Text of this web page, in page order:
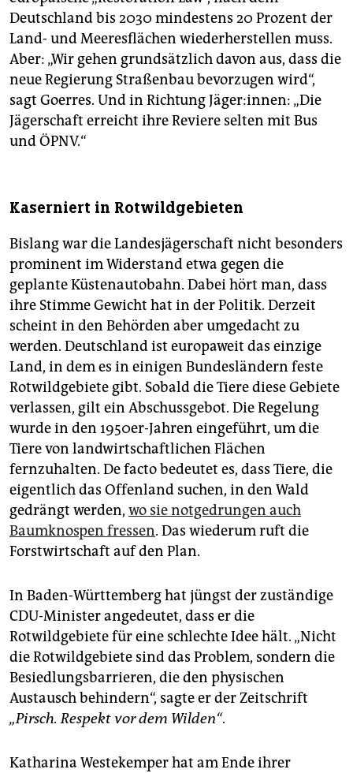
Deutschland bis 2030 mindestens 20 Prozent der
Land- und Meeresflächen wiederherstellen muss.
Aber: „Wir gehen grundsätzlich davon aus, dass die
neue Regierung Straßenbau bevorzugen wird“,
sagt Goerres. Und in Richtung Jäger:innen: „Die
Jägerschaft erreicht ihre Reviere selten mit Bus
und ÖPNV.“
Kaserniert in Rotwildgebieten
Bislang war die Landesjägerschaft nicht besonders
prominent im Widerstand etwa gegen die
geplante Küstenautobahn. Dabei hört man, dass
ihre Stimme Gewicht hat in der Politik. Derzeit
scheint in den Behörden aber umgedacht zu
werden. Deutschland ist europaweit das einzige
Land, in dem es in einigen Bundesländern feste
Rotwildgebiete gibt. Sobald die Tiere diese Gebiete
verlassen, gilt ein Abschussgebot. Die Regelung
wurde in den 1950er-Jahren eingeführt, um die
Tiere von landwirtschaftlichen Flächen
fernzuhalten. De facto bedeutet es, dass Tiere, die
eigentlich das Offenland suchen, in den Wald
gedrängt werden, wo sie notgedrungen auch
Baumknospen fressen. Das wiederum ruft die
Forstwirtschaft auf den Plan.
In Baden-Württemberg hat jüngst der zuständige
CDU-Minister angedeutet, dass er die
Rotwildgebiete für eine schlechte Idee hält. „Nicht
die Rotwildgebiete sind das Problem, sondern die
Besiedlungsbarrieren, die den physischen
Austausch behindern“, sagte er der Zeitschrift
„Pirsch. Respekt vor dem Wilden“.
Katharina Westekemper hat am Ende ihrer